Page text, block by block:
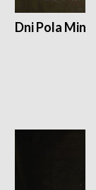
Dni Pola